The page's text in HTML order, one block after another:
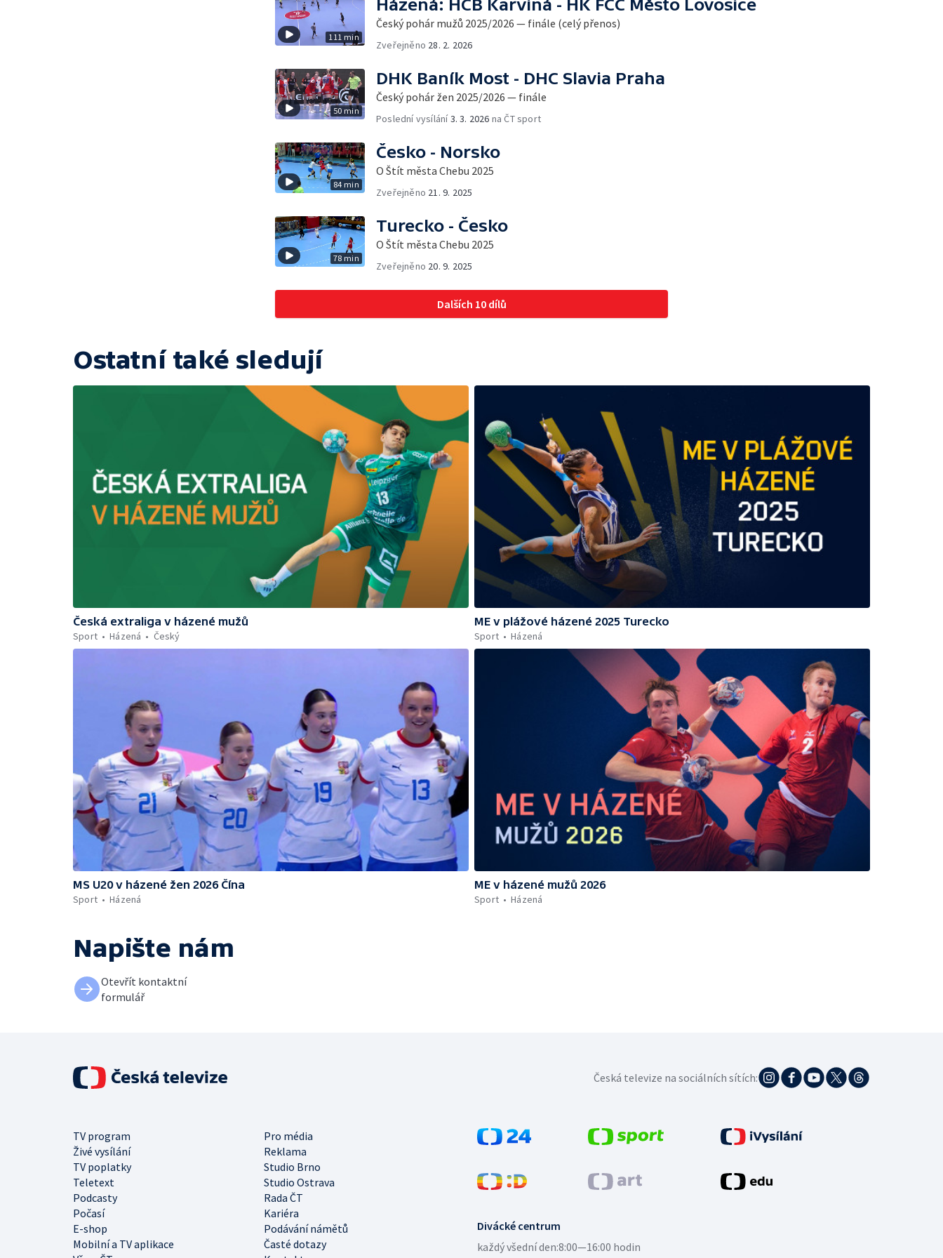
111 min
Házená: HCB Karviná - HK FCC Město Lovosice
Český pohár mužů 2025/2026 — finále (celý přenos)
Zveřejněno 28. 2. 2026
50 min
DHK Baník Most - DHC Slavia Praha
Český pohár žen 2025/2026 — finále
Poslední vysílání3. 3. 2026 na ČT sport
84 min
Česko - Norsko
O Štít města Chebu 2025
Zveřejněno 21. 9. 2025
78 min
Turecko - Česko
O Štít města Chebu 2025
Zveřejněno 20. 9. 2025
Dalších 10 dílů
Ostatní také sledují
Česká extraliga v házené mužů
Sport
Házená Český
ME v plážové házené 2025 Turecko
Sport
Házená
MS U20 v házené žen 2026 Čína
Sport
Házená
ME v házené mužů 2026
Sport
Házená
Napište nám
Otevřít kontaktní
formulář
Divácké centrum
každý všední den:8:00—16:00 hodin
TV program
Pro média
Živé vysílání
Reklama
TV poplatky
Studio Brno
Teletext
Studio Ostrava
Podcasty
Rada ČT
Počasí
Kariéra
E-shop
Podávání námětů
Mobilní a TV aplikace
Časté dotazy
Česká televize na sociálních sítích: